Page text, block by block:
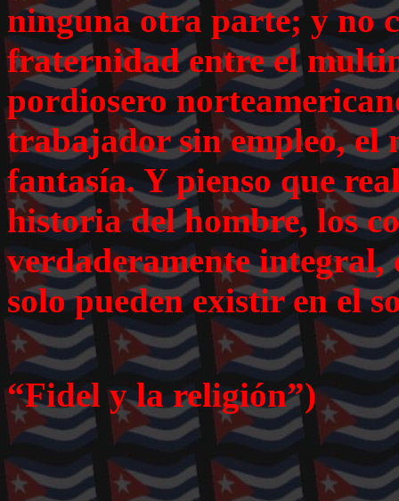
ninguna otra parte; y no
fraternidad entre el
pordiosero
trabajador sin empleo, el
fantasía. Y pienso que
historia del hombre, los
verdaderamente
solo pueden existir en el
“Fidel y la religión”)